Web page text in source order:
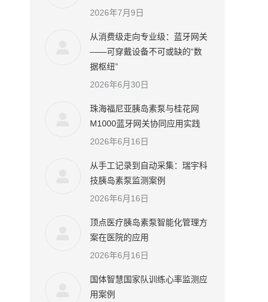
2026年7月9日
从消费级走向专业级：蓝牙网关
——可穿戴设备不可或缺的“数
据枢纽”
2026年6月30日
珠海福尼亚胰岛素泵与桂花网
M1000蓝牙网关协同应用实践
2026年6月16日
从手工记录到自动采集：瑞宇科
技胰岛素泵监测案例
2026年6月16日
顶点医疗胰岛素泵智能化管理方
案在医院的应用
2026年6月16日
国体智慧国家队训练心率监测应
用案例